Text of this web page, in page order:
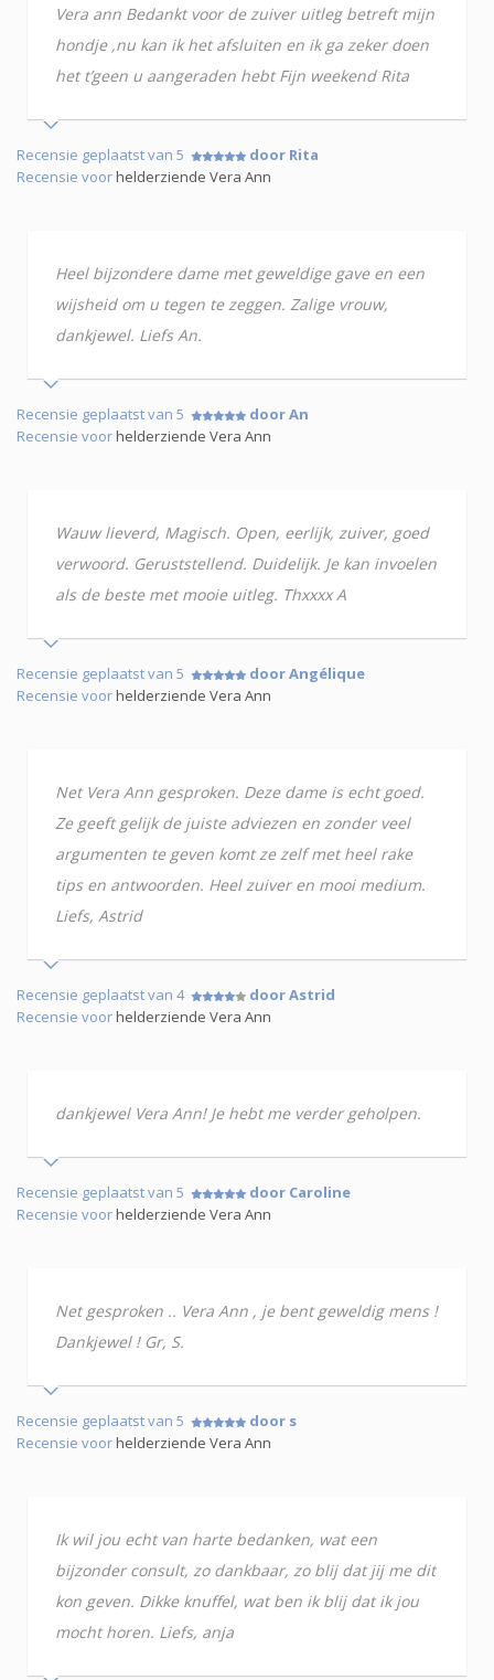
Vera ann Bedankt voor de zuiver uitleg betreft mijn
hondje ,nu kan ik het afsluiten en ik ga zeker doen
het t’geen u aangeraden hebt Fijn weekend Rita
Recensie geplaatst van 5
door Rita
Recensie voorhelderziende Vera Ann
Heel bijzondere dame met geweldige gave en een
wijsheid om u tegen te zeggen. Zalige vrouw,
dankjewel. Liefs An.
Recensie geplaatst van 5
door An
Recensie voorhelderziende Vera Ann
Wauw lieverd, Magisch. Open, eerlijk, zuiver, goed
verwoord. Geruststellend. Duidelijk. Je kan invoelen
als de beste met mooie uitleg. Thxxxx A
Recensie geplaatst van 5
door Angélique
Recensie voorhelderziende Vera Ann
Net Vera Ann gesproken. Deze dame is echt goed.
Ze geeft gelijk de juiste adviezen en zonder veel
argumenten te geven komt ze zelf met heel rake
tips en antwoorden. Heel zuiver en mooi medium.
Liefs, Astrid
Recensie geplaatst van 4
door Astrid
Recensie voorhelderziende Vera Ann
dankjewel Vera Ann! Je hebt me verder geholpen.
Recensie geplaatst van 5
door Caroline
Recensie voorhelderziende Vera Ann
Net gesproken .. Vera Ann , je bent geweldig mens !
Dankjewel ! Gr, S.
Recensie geplaatst van 5
door s
Recensie voorhelderziende Vera Ann
Ik wil jou echt van harte bedanken, wat een
bijzonder consult, zo dankbaar, zo blij dat jij me dit
kon geven. Dikke knuffel, wat ben ik blij dat ik jou
mocht horen. Liefs, anja